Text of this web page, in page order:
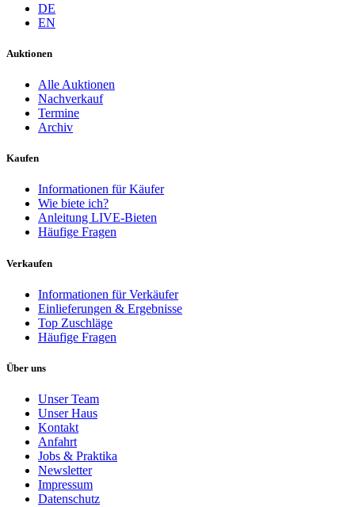
DE
EN
Auktionen
Alle Auktionen
Nachverkauf
Termine
Archiv
Kaufen
Informationen für Käufer
Wie biete ich?
Anleitung LIVE-Bieten
Häufige Fragen
Verkaufen
Informationen für Verkäufer
Einlieferungen & Ergebnisse
Top Zuschläge
Häufige Fragen
Über uns
Unser Team
Unser Haus
Kontakt
Anfahrt
Jobs & Praktika
Newsletter
Impressum
Datenschutz